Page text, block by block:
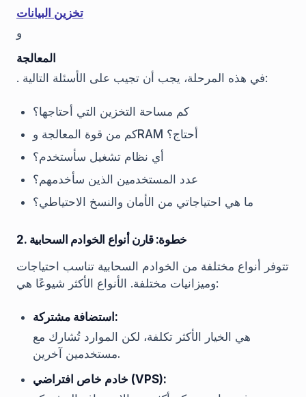
تخزين البيانات
و
المعالجة
. في هذه المرحلة، يجب أن تجيب على الأسئلة التالية:
كم مساحة التخزين التي أحتاجها؟
كم من قوة المعالجة وRAM أحتاج؟
أي نظام تشغيل سأستخدم؟
عدد المستخدمين الذين سأخدمهم؟
ما هي احتياجاتي من الأمان والنسخ الاحتياطي؟
2. خطوة: قارن أنواع الخوادم السحابية
تتوفر أنواع مختلفة من الخوادم السحابية تناسب احتياجات
وميزانيات مختلفة. الأنواع الأكثر شيوعًا هي:
استضافة مشتركة:
هي الخيار الأكثر تكلفة، لكن الموارد تُشارك مع
مستخدمين آخرين.
خادم خاص افتراضي (VPS):